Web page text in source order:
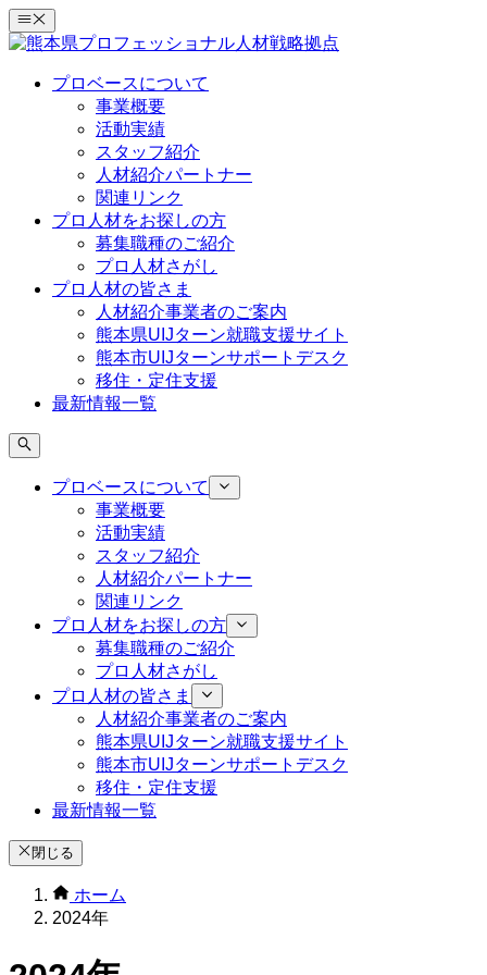
コ
ン
プロベースについて
事業概要
活動実績
スタッフ紹介
人材紹介パートナー
関連リンク
プロ人材をお探しの方
募集職種のご紹介
プロ人材さがし
プロ人材の皆さま
人材紹介事業者のご案内
熊本県UIJターン就職支援サイト
熊本市UIJターンサポートデスク
移住・定住支援
最新情報一覧
プロベースについて
事業概要
活動実績
スタッフ紹介
人材紹介パートナー
関連リンク
プロ人材をお探しの方
募集職種のご紹介
プロ人材さがし
プロ人材の皆さま
人材紹介事業者のご案内
熊本県UIJターン就職支援サイト
熊本市UIJターンサポートデスク
移住・定住支援
最新情報一覧
閉じる
ホーム
2024年